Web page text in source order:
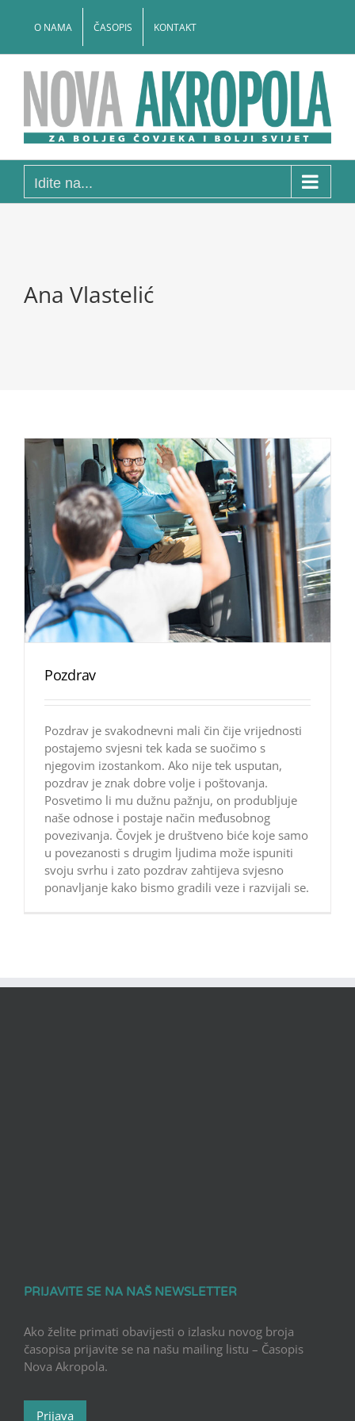
O NAMA ČASOPIS KONTAKT
Idite na...
Ana Vlastelić
Pozdrav
Pozdrav je svakodnevni mali čin čije vrijednosti
postajemo svjesni tek kada se suočimo s
njegovim izostankom. Ako nije tek usputan,
pozdrav je znak dobre volje i poštovanja.
Posvetimo li mu dužnu pažnju, on produbljuje
naše odnose i postaje način međusobnog
povezivanja. Čovjek je društveno biće koje samo
u povezanosti s drugim ljudima može ispuniti
svoju svrhu i zato pozdrav zahtijeva svjesno
ponavljanje kako bismo gradili veze i razvijali se.
PRIJAVITE SE NA NAŠ NEWSLETTER
Ako želite primati obavijesti o izlasku novog broja
časopisa prijavite se na našu mailing listu – Časopis
Nova Akropola.
Prijava